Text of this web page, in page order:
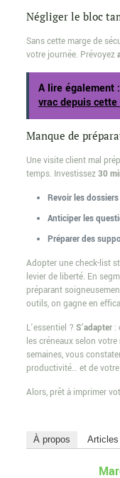
Négliger le bloc
Sans cette marge de
votre journée. Prévoyez
A lire également :
vrac depuis
Manque de
Une visite client mal
temps. Investissez30
Revoir les dossiers
Anticiper les
Préparer des
Adopter une check-list
levier de liberté. En
préparant
outils, on gagne en
L’essentiel ? S’adapter:
les créneaux selon
semaines, vous
productivité… et de
Alors, prêt à imprimer
À propos